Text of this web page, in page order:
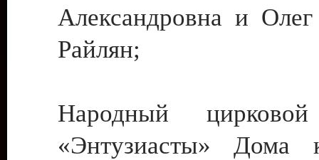
Александровна и
Райлян;
Народный цирковой
«Энтузиасты» Дома